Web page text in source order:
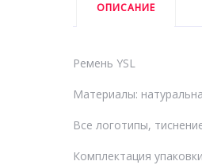
ОПИСАНИЕ
Ремень YSL
Материалы:
Все логотипы,
Комплектация